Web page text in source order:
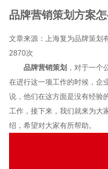
品牌营销策划方案
文章来源：上海复为品牌策划
2870次
品牌营销策划 ，对于一个
在进行这一项工作的时候，企
说，他们在这方面是没有经验
工作，接下来，我们就来为大
绍，希望对大家有所帮助。